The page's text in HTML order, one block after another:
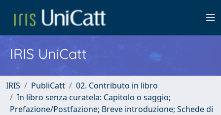
IRIS UniCatt
IRIS PubliCatt
02. Contributo in libro
In libro senza curatela: Capitolo o saggio;
Prefazione/Postfazione; Breve introduzione; Schede di